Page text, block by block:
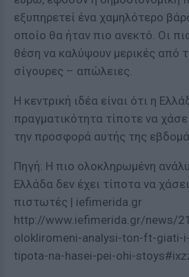
εξυπηρετεί ένα χαμηλότερο
οποίο θα ήταν πιο ανεκτό. Οι
θέση να καλύψουν μερικές από
σίγουρες – απώλειες.
Η κεντρική ιδέα είναι ότι η
πραγματικότητα τίποτε να
την προσφορά αυτής της
Πηγή: Η πιο ολοκληρωμένη
Ελλάδα δεν έχει τίποτα να
πιστωτές | iefimerida.gr
http://www.iefimerida.gr/news/
olokliromeni-analysi-ton-ft-giati-
tipota-na-hasei-pei-ohi-